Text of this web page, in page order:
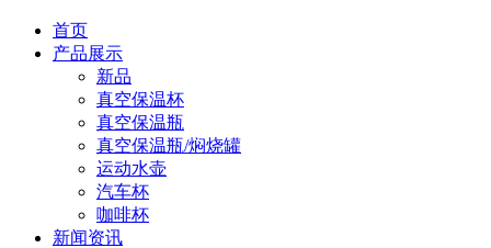
首页
产品展示
新品
真空保温杯
真空保温瓶
真空保温瓶/焖烧罐
运动水壶
汽车杯
咖啡杯
新闻资讯